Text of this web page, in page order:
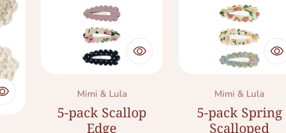
Merk:
Mimi & Lula
5-pack Scallop
Edge
Merk:
Mimi & Lula
5-pack Spring
Scalloped